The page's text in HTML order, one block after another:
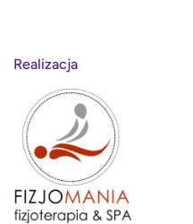
Realizacja